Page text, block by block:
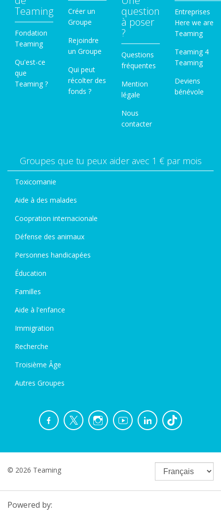
Teaming
Fondation
Teaming
Qu'est-ce
que
Teaming ?
Créer un
Groupe
Rejoindre
un Groupe
Qui peut
récolter des
fonds ?
question
à poser
?
Questions
fréquentes
Mention
légale
Nous
contacter
Entreprises
Here we are
Teaming
Teaming 4
Teaming
Deviens
bénévole
Groupes que tu peux aider avec 1 € par mois
Toxicomanie
Aide à des malades
Coopration internacionale
Défense des animaux
Personnes handicapées
Éducation
Familles
Aide à l'enfance
Immigration
Recherche
Troisième Âge
Autres Groupes
© 2026 Teaming
Powered by: